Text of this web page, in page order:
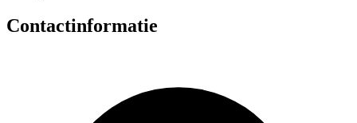
Contactinformatie